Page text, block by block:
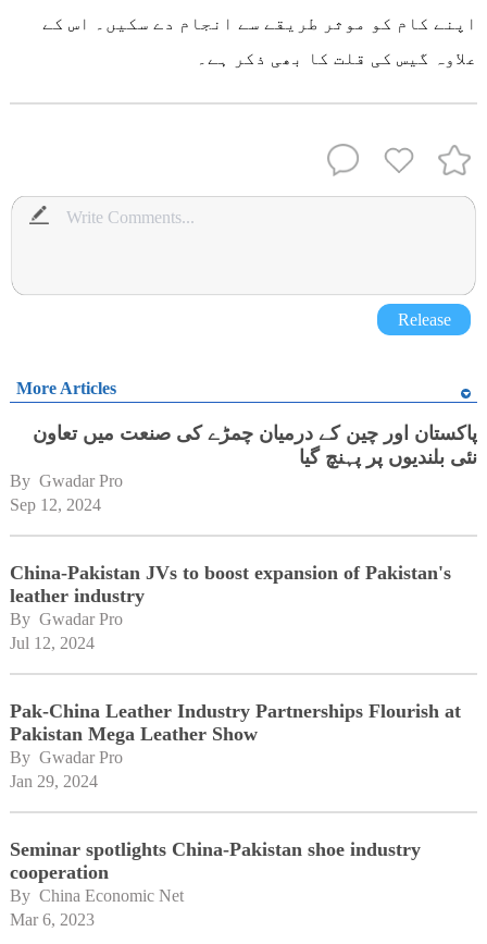
اپنے کام کو موثر طریقے سے انجام دے سکیں۔ اس کے
علاوہ گیس کی قلت کا بھی ذکر ہے۔
Release
More Articles
پاکستان اور چین کے درمیان چمڑے کی صنعت میں تعاون
نئی بلندیوں پر پہنچ گیا
By Gwadar Pro
Sep 12, 2024
China-Pakistan JVs to boost expansion of Pakistan's
leather industry
By Gwadar Pro
Jul 12, 2024
Pak-China Leather Industry Partnerships Flourish at
Pakistan Mega Leather Show
By Gwadar Pro
Jan 29, 2024
Seminar spotlights China-Pakistan shoe industry
cooperation
By China Economic Net
Mar 6, 2023